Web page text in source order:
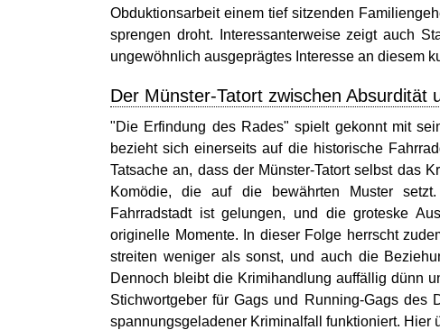
Obduktionsarbeit einem tief sitzenden
sprengen droht. Interessanterweise zeigt auch
ungewöhnlich ausgeprägtes Interesse an diesem
Der Münster-Tatort zwischen Absurdität
"Die Erfindung des Rades" spielt gekonnt mit
bezieht sich einerseits auf die historische
Tatsache an, dass der Münster-Tatort selbst das
Komödie, die auf die bewährten Muster
Fahrradstadt ist gelungen, und die groteske
originelle Momente. In dieser Folge herrscht
streiten weniger als sonst, und auch die
Dennoch bleibt die Krimihandlung auffällig dünn
Stichwortgeber für Gags und Running-Gags
spannungsgeladener Kriminalfall funktioniert. Hier